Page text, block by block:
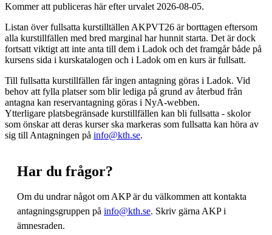
Kommer att publiceras här efter urvalet 2026-08-05.
Listan över fullsatta kurstilltällen AKPVT26 är borttagen eftersom
alla kurstillfällen med bred marginal har hunnit starta. Det är dock
fortsatt viktigt att inte anta till dem i Ladok och det framgår både på
kursens sida i kurskatalogen och i Ladok om en kurs är fullsatt.
Till fullsatta kurstillfällen får ingen antagning göras i Ladok. Vid
behov att fylla platser som blir lediga på grund av återbud från
antagna kan reservantagning göras i NyA-webben.
Ytterligare platsbegränsade kurstillfällen kan bli fullsatta - skolor
som önskar att deras kurser ska markeras som fullsatta kan höra av
sig till Antagningen på info@kth.se.
Har du frågor?
Om du undrar något om AKP är du välkommen att kontakta
antagningsgruppen på info@kth.se. Skriv gärna AKP i
ämnesraden.